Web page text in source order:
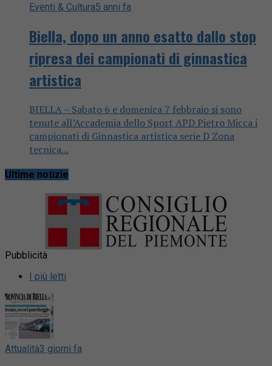
Eventi & Cultura5 anni fa
Biella, dopo un anno esatto dallo stop
ripresa dei campionati di ginnastica
artistica
BIELLA – Sabato 6 e domenica 7 febbraio si sono
tenute all’Accademia dello Sport APD Pietro Micca i
campionati di Ginnastica artistica serie D Zona
tecnica...
Ultime notizie
Pubblicità
I più letti
Attualità3 giorni fa